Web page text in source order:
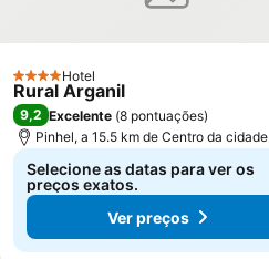
4 Estrelas
Hotel
Rural Arganil
9,2 Excelente (8 pontuações)
Pinhel, a 15.5 km de Centro da cidade
Selecione as datas para ver os
preços exatos.
Ver preços